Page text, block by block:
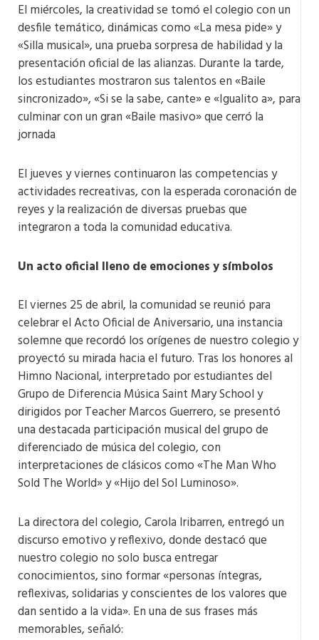
El miércoles, la creatividad se tomó el colegio con un
desfile temático, dinámicas como «La mesa pide» y
«Silla musical», una prueba sorpresa de habilidad y la
presentación oficial de las alianzas. Durante la tarde,
los estudiantes mostraron sus talentos en «Baile
sincronizado», «Si se la sabe, cante» e «Igualito a», para
culminar con un gran «Baile masivo» que cerró la
jornada​
El jueves y viernes continuaron las competencias y
actividades recreativas, con la esperada coronación de
reyes y la realización de diversas pruebas que
integraron a toda la comunidad educativa.
Un acto oficial lleno de emociones y símbolos
El viernes 25 de abril, la comunidad se reunió para
celebrar el Acto Oficial de Aniversario, una instancia
solemne que recordó los orígenes de nuestro colegio y
proyectó su mirada hacia el futuro​. Tras los honores al
Himno Nacional, interpretado por estudiantes del
Grupo de Diferencia Música Saint Mary School y
dirigidos por Teacher Marcos Guerrero, se presentó
una destacada participación musical del grupo de
diferenciado de música del colegio, con
interpretaciones de clásicos como «The Man Who
Sold The World» y «Hijo del Sol Luminoso»​.
La directora del colegio, Carola Iribarren, entregó un
discurso emotivo y reflexivo, donde destacó que
nuestro colegio no solo busca entregar
conocimientos, sino formar «personas íntegras,
reflexivas, solidarias y conscientes de los valores que
dan sentido a la vida». En una de sus frases más
memorables, señaló: